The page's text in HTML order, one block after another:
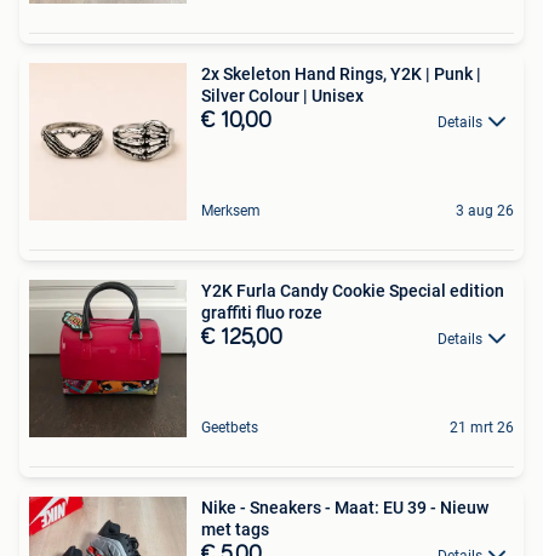
2x Skeleton Hand Rings, Y2K | Punk |
Silver Colour | Unisex
€ 10,00 Details
Merksem 3 aug 26
Y2K Furla Candy Cookie Special edition
graffiti fluo roze
€ 125,00 Details
Geetbets 21 mrt 26
Nike - Sneakers - Maat: EU 39 - Nieuw
met tags